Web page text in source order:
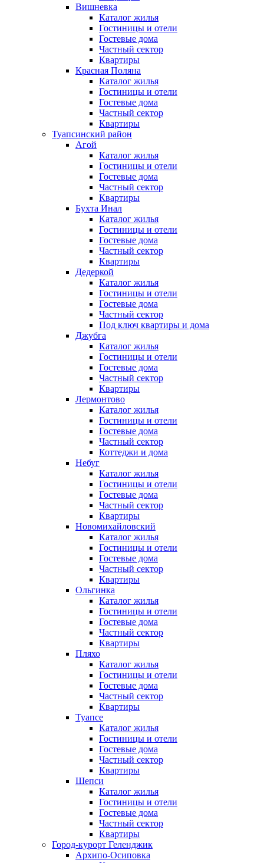
Вишневка
Каталог жилья
Гостиницы и отели
Гостевые дома
Частный сектор
Квартиры
Красная Поляна
Каталог жилья
Гостиницы и отели
Гостевые дома
Частный сектор
Квартиры
Туапсинский район
Агой
Каталог жилья
Гостиницы и отели
Гостевые дома
Частный сектор
Квартиры
Бухта Инал
Каталог жилья
Гостиницы и отели
Гостевые дома
Частный сектор
Квартиры
Дедеркой
Каталог жилья
Гостиницы и отели
Гостевые дома
Частный сектор
Под ключ квартиры и дома
Джубга
Каталог жилья
Гостиницы и отели
Гостевые дома
Частный сектор
Квартиры
Лермонтово
Каталог жилья
Гостиницы и отели
Гостевые дома
Частный сектор
Коттеджи и дома
Небуг
Каталог жилья
Гостиницы и отели
Гостевые дома
Частный сектор
Квартиры
Новомихайловский
Каталог жилья
Гостиницы и отели
Гостевые дома
Частный сектор
Квартиры
Ольгинка
Каталог жилья
Гостиницы и отели
Гостевые дома
Частный сектор
Квартиры
Пляхо
Каталог жилья
Гостиницы и отели
Гостевые дома
Частный сектор
Квартиры
Туапсе
Каталог жилья
Гостиницы и отели
Гостевые дома
Частный сектор
Квартиры
Шепси
Каталог жилья
Гостиницы и отели
Гостевые дома
Частный сектор
Квартиры
Город-курорт Геленджик
Архипо-Осиповка